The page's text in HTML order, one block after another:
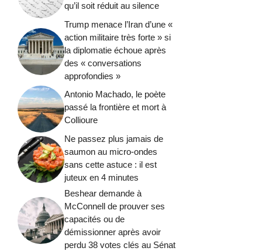
qu’il soit réduit au silence
Trump menace l’Iran d’une «
action militaire très forte » si
la diplomatie échoue après
des « conversations
approfondies »
Antonio Machado, le poète
passé la frontière et mort à
Collioure
Ne passez plus jamais de
saumon au micro-ondes
sans cette astuce : il est
juteux en 4 minutes
Beshear demande à
McConnell de prouver ses
capacités ou de
démissionner après avoir
perdu 38 votes clés au Sénat